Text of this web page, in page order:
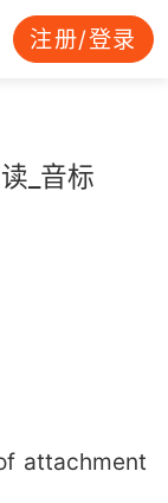
注册/登录
_音标
attachment